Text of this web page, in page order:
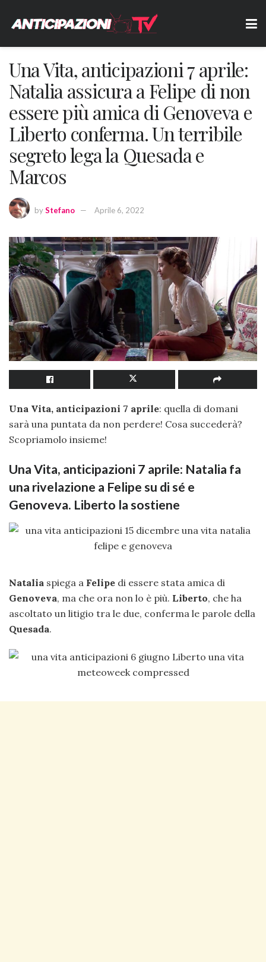
Una Vita, anticipazioni 7 aprile:
Natalia assicura a Felipe di non
essere più amica di Genoveva e
Liberto conferma. Un terribile
segreto lega la Quesada e
Marcos
byStefano Aprile 6, 2022
Una Vita, anticipazioni 7 aprile: quella di domani
sarà una puntata da non perdere! Cosa succederà?
Scopriamolo insieme!
Una Vita, anticipazioni 7 aprile: Natalia fa
una rivelazione a Felipe su di sé e
Genoveva. Liberto la sostiene
Natalia spiega a Felipe di essere stata amica di
Genoveva, ma che ora non lo è più. Liberto, che ha
ascoltato un litigio tra le due, conferma le parole della
Quesada.